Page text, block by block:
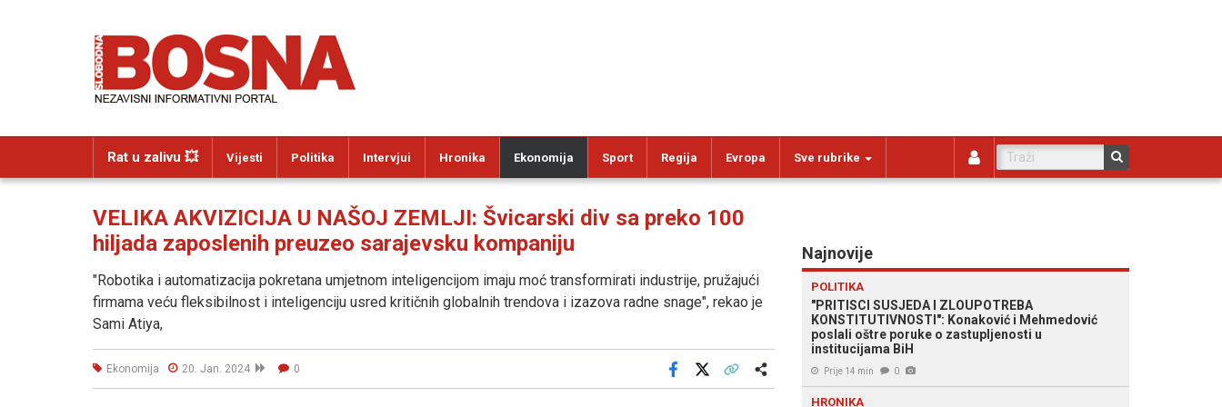
Rat u zalivu 💥 Vijesti Politika Intervjui Hronika Ekonomija Sport Regija Evropa Sve rubrike
VELIKA AKVIZICIJA U NAŠOJ ZEMLJI: Švicarski div sa preko 100
hiljada zaposlenih preuzeo sarajevsku kompaniju
"Robotika i automatizacija pokretana umjetnom inteligencijom imaju moć transformirati industrije, pružajući
firmama veću fleksibilnost i inteligenciju usred kritičnih globalnih trendova i izazova radne snage", rekao je
Sami Atiya,
Ekonomija 20. Jan. 2024 0
Facebook
Najnovije
POLITIKA
"PRITISCI SUSJEDA I ZLOUPOTREBA
KONSTITUTIVNOSTI": Konaković i Mehmedović
poslali oštre poruke o zastupljenosti u
institucijama BiH
Prije 14 min 0
HRONIKA